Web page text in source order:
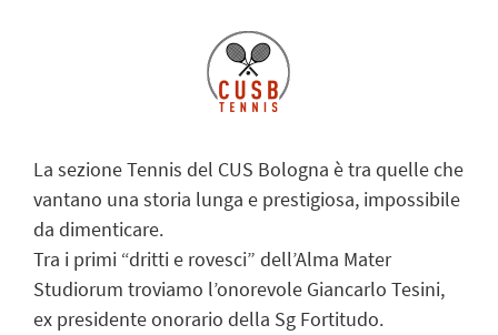
La sezione Tennis del CUS Bologna è tra quelle che
vantano una storia lunga e prestigiosa, impossibile
da dimenticare.
Tra i primi “dritti e rovesci” dell’Alma Mater
Studiorum troviamo l’onorevole Giancarlo Tesini,
ex presidente onorario della Sg Fortitudo.